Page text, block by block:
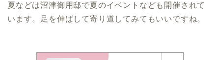
夏などは沼津御用邸で夏のイベントなども開催されて
います。足を伸ばして寄り道してみてもいいですね。